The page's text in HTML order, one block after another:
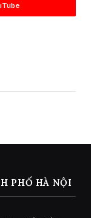
PHỐ HÀ NỘI